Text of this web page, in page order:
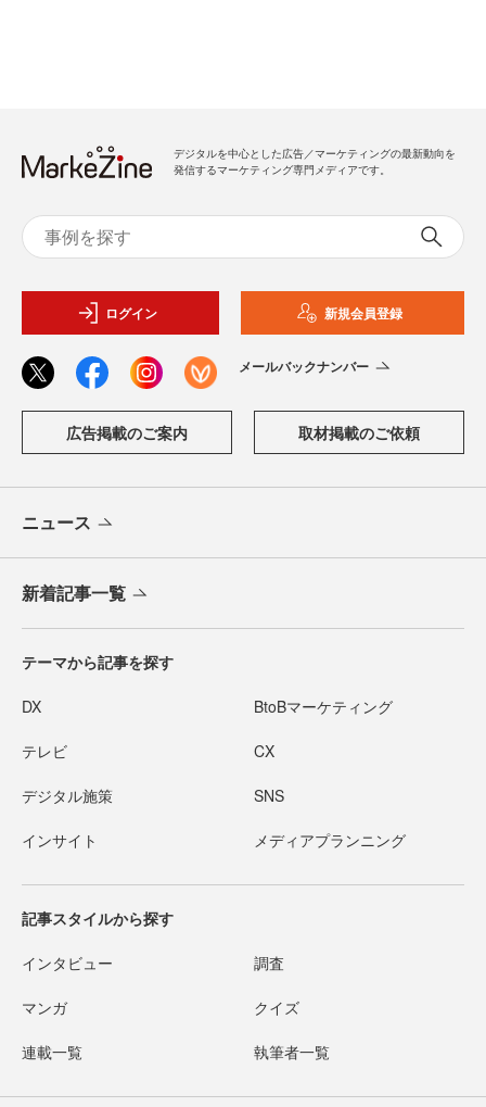
デジタルを中心とした広告／マーケティングの最新動向を
発信するマーケティング専門メディアです。
ログイン 新規会員登録
メールバックナンバー
広告掲載のご案内 取材掲載のご依頼
ニュース
新着記事一覧
テーマから記事を探す
DX BtoBマーケティング
テレビ CX
デジタル施策 SNS
インサイト メディアプランニング
記事スタイルから探す
インタビュー 調査
マンガ クイズ
連載一覧 執筆者一覧